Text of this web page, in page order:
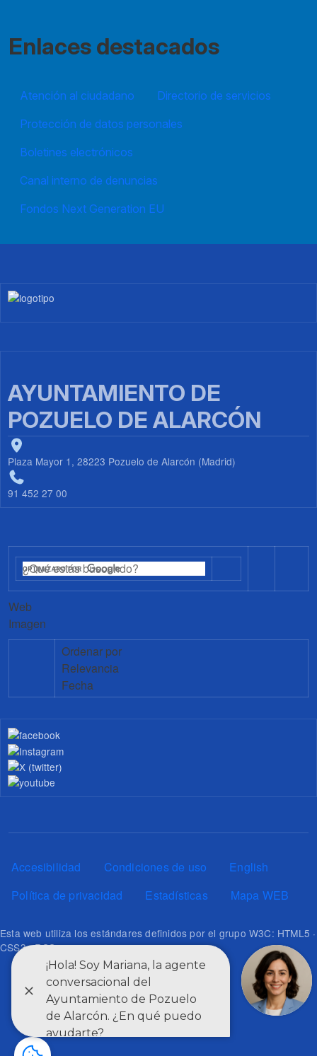
Enlaces destacados
Atención al ciudadano
Directorio de servicios
Protección de datos personales
Boletines electrónicos
Canal interno de denuncias
Fondos Next Generation EU
Imagen
AYUNTAMIENTO DE
POZUELO DE ALARCÓN
Plaza Mayor 1, 28223 Pozuelo de Alarcón (Madrid)
91 452 27 00
Web
Imagen
Ordenar por
Relevancia
Fecha
Pie de página
Accesibilidad Condiciones de uso
English
Política de privacidad
Estadísticas Mapa WEB
Esta web utiliza los estándares definidos por el grupo W3C: HTML5 ·
CSS3 · RSS